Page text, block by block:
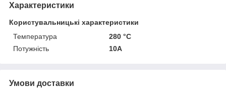
Характеристики
Користувальницькі характеристики
Температура
280 °C
Потужність
10A
Умови доставки